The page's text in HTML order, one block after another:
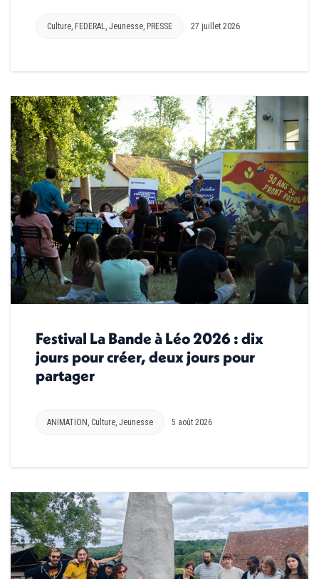
Culture FEDERAL Jeunesse PRESSE 27 juillet 2026
Festival La Bande à Léo 2026 : dix
jours pour créer, deux jours pour
partager
ANIMATION , Culture, Jeunesse 5 août 2026